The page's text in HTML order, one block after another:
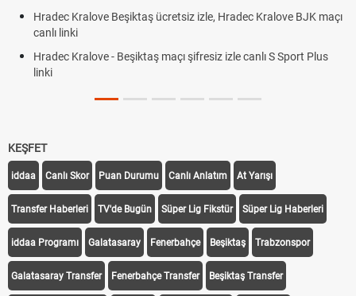
Hradec Kralove Beşiktaş ücretsiz izle, Hradec Kralove BJK maçı
canlı linki
Hradec Kralove - Beşiktaş maçı şifresiz izle canlı S Sport Plus
linki
KEŞFET
iddaa Canlı Skor Puan Durumu Canlı Anlatım At Yarışı
Transfer Haberleri TV'de Bugün Süper Lig Fikstür Süper Lig Haberleri
iddaa Programı Galatasaray Fenerbahçe Beşiktaş Trabzonspor
Galatasaray Transfer Fenerbahçe Transfer Beşiktaş Transfer